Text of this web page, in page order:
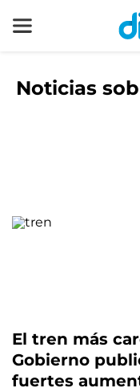
Noticias
El tren más
Gobierno
fuertes